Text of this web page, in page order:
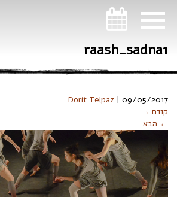
raash_sadna1
Dorit Telpaz | 09/05/2017
קודם →
← הבא